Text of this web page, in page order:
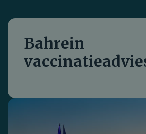
Bahrein